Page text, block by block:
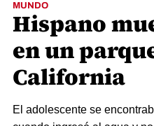
MUNDO
Hispano
en un
California
El adolescente se